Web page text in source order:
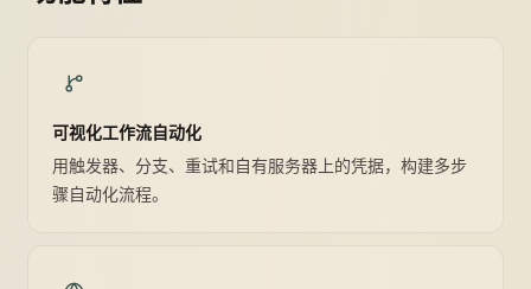
可视化工作流自动化
用触发器、分支、重试和自有服务器上的凭据，构建多步
骤自动化流程。